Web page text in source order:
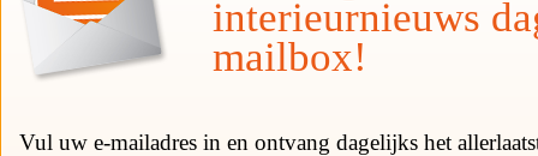
interieurnieuws
mailbox!
Vul uw e-mailadres in en ontvang dagelijks het